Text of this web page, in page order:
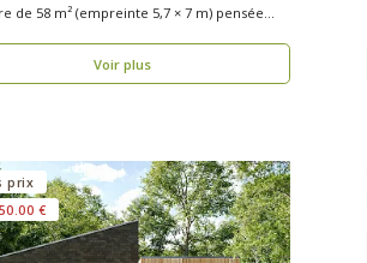
de 58 m² (empreinte 5,7 × 7 m) pensée
Voir plus
prix
€